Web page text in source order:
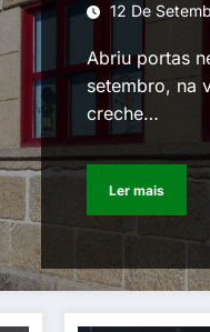
12 De
Abriu portas
setembro, na
creche…
Ler mais